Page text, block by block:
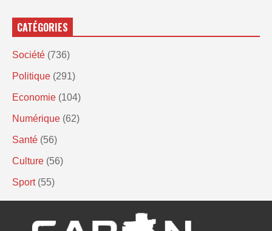
CATÉGORIES
Société (736)
Politique (291)
Economie (104)
Numérique (62)
Santé (56)
Culture (56)
Sport (55)